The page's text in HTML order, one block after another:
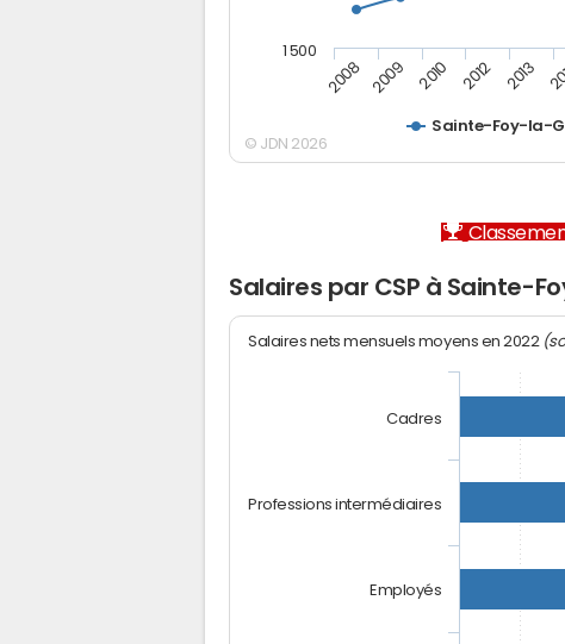
Sainte-Foy-la-
2008 2009 2010 2012 2013
1 500
© JDN 2026
Salaires par CSP à Sainte-
Salaires nets mensuels moyens en 2022
Cadres
Professions intermédiaires
Employés